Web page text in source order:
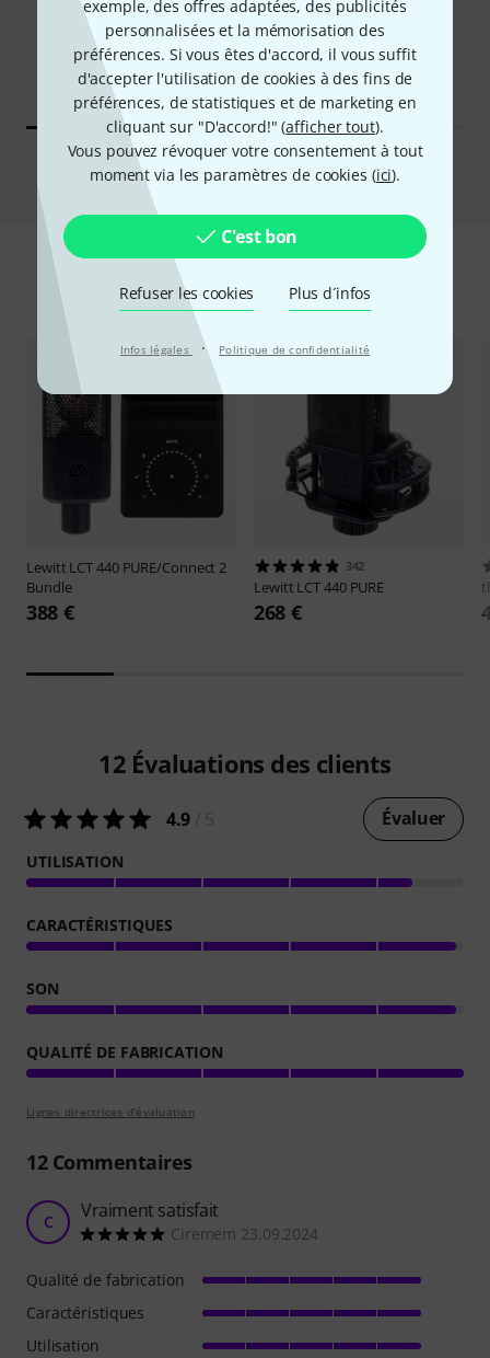
exemple, des offres adaptées, des publicités
personnalisées et la mémorisation des
préférences. Si vous êtes d'accord, il vous suffit
d'accepter l'utilisation de cookies à des fins de
préférences, de statistiques et de marketing en
cliquant sur "D'accord!" (afficher tout).
Vous pouvez révoquer votre consentement à tout
moment via les paramètres de cookies (ici).
C'est bon
Refuser les cookies Plus d´infos
Infos légales · Politique de confidentialité
ONT ACHETÉ
EXACTEMENT CE PRODUIT
127 €
ONT ACHETÉ
Audient iD4 MKII
149 €
Comparer
Accessoires & articles appropriés
Lewitt LCT 440 PURE/Connect 2
Bundle
388 €
342
Lewitt LCT 440 PURE
268 €
12 Évaluations des clients
4.9 Évaluer
UTILISATION
CARACTÉRISTIQUES
SON
QUALITÉ DE FABRICATION
Lignes directrices d'évaluation
12Commentaires
C Vraiment satisfait
Ciremem 23.09.2024
Qualité de fabrication
Caractéristiques
Utilisation